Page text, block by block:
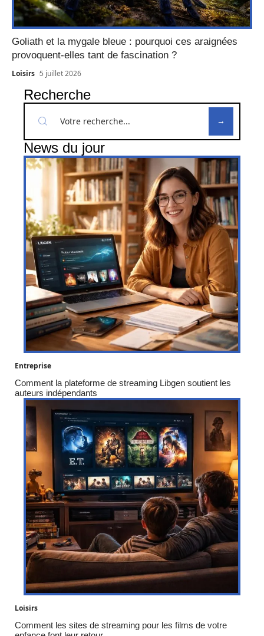
Goliath et la mygale bleue : pourquoi ces araignées
provoquent-elles tant de fascination ?
Loisirs 5 juillet 2026
Recherche
News du jour
Entreprise
Comment la plateforme de streaming Libgen soutient les
auteurs indépendants
Loisirs
Comment les sites de streaming pour les films de votre